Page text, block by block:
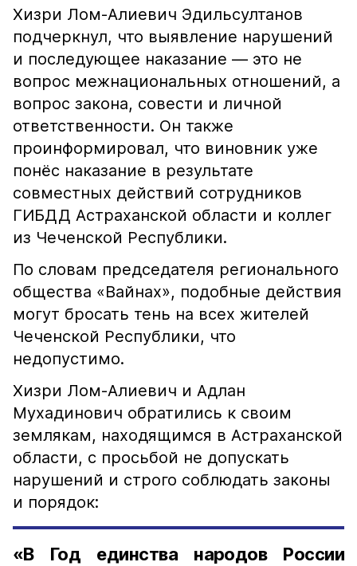
Хизри Лом-Алиевич Эдильсултанов
подчеркнул, что выявление нарушений
и последующее наказание — это не
вопрос межнациональных отношений, а
вопрос закона, совести и личной
ответственности. Он также
проинформировал, что виновник уже
понёс наказание в результате
совместных действий сотрудников
ГИБДД Астраханской области и коллег
из Чеченской Республики.
По словам председателя регионального
общества «Вайнах», подобные действия
могут бросать тень на всех жителей
Чеченской Республики, что
недопустимо.
Хизри Лом-Алиевич и Адлан
Мухадинович обратились к своим
землякам, находящимся в Астраханской
области, с просьбой не допускать
нарушений и строго соблюдать законы
и порядок:
«В Год единства народов России